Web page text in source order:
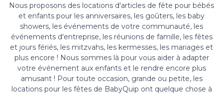
Nous proposons des locations d'articles de fête pour bébés
et enfants pour les anniversaires, les goûters, les baby
showers, les événements de votre communauté, les
événements d'entreprise, les réunions de famille, les fêtes
et jours fériés, les mitzvahs, les kermesses, les mariages et
plus encore ! Nous sommes là pour vous aider à adapter
votre événement aux enfants et le rendre encore plus
amusant ! Pour toute occasion, grande ou petite, les
locations pour les fêtes de BabyQuip ont quelque chose à